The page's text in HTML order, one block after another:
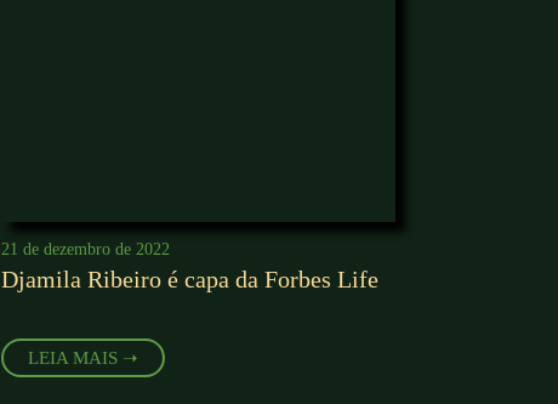
21 de dezembro de 2022
Djamila Ribeiro é capa da Forbes Life
LEIA MAIS ➝